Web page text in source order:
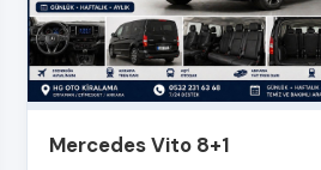
Mercedes Vito 8+1